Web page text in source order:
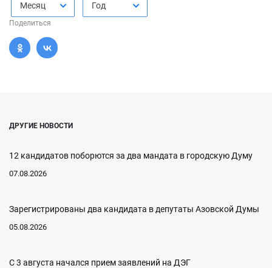
Месяц Год
Поделиться
ДРУГИЕ НОВОСТИ
12 кандидатов поборются за два мандата в городскую Думу
07.08.2026
Зарегистрированы два кандидата в депутаты Азовской Думы
05.08.2026
С 3 августа начался прием заявлений на ДЭГ